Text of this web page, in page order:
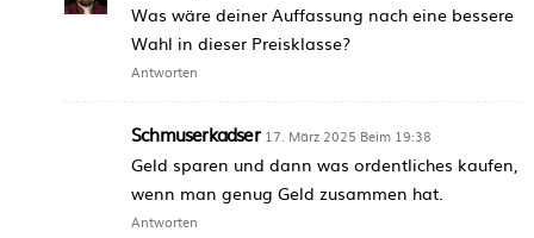
Was wäre deiner Auffassung nach eine bessere
Wahl in dieser Preisklasse?
Antworten
Schmuserkadser 17. März 2025 Beim 19:38
Geld sparen und dann was ordentliches kaufen,
wenn man genug Geld zusammen hat.
Antworten